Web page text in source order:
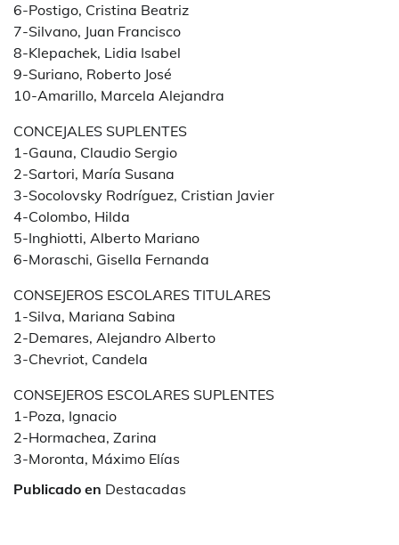
6-Postigo, Cristina Beatriz
7-Silvano, Juan Francisco
8-Klepachek, Lidia Isabel
9-Suriano, Roberto José
10-Amarillo, Marcela Alejandra
CONCEJALES SUPLENTES
1-Gauna, Claudio Sergio
2-Sartori, María Susana
3-Socolovsky Rodríguez, Cristian Javier
4-Colombo, Hilda
5-Inghiotti, Alberto Mariano
6-Moraschi, Gisella Fernanda
CONSEJEROS ESCOLARES TITULARES
1-Silva, Mariana Sabina
2-Demares, Alejandro Alberto
3-Chevriot, Candela
CONSEJEROS ESCOLARES SUPLENTES
1-Poza, Ignacio
2-Hormachea, Zarina
3-Moronta, Máximo Elías
Publicado en Destacadas